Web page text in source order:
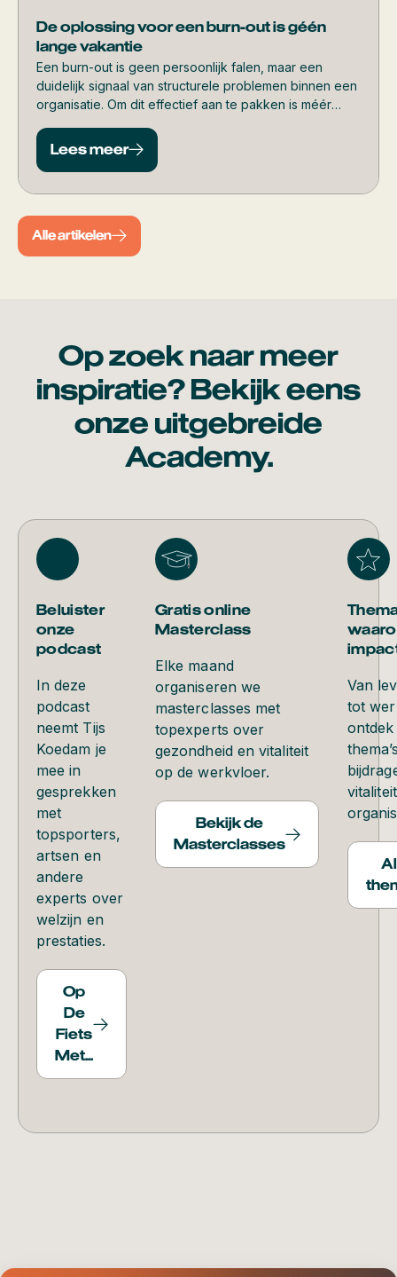
De oplossing voor een burn-out is géén
lange vakantie
Een burn-out is geen persoonlijk falen, maar een
duidelijk signaal van structurele problemen binnen een
organisatie. Om dit effectief aan te pakken is méér
artikel.
Lees meer
Alle artikelen
Op zoek naar meer
inspiratie? Bekijk eens
onze uitgebreide
Academy.
Beluister
onze
podcast
In deze
podcast
neemt Tijs
Koedam je
mee in
gesprekken
met
topsporters,
artsen en
andere
experts over
welzijn en
prestaties.
Op
De
Fiets
Met...
Gratis online
Masterclass
Elke maand
organiseren we
masterclasses met
topexperts over
gezondheid en vitaliteit
op de werkvloer.
Bekijk de
Masterclasses
Van
tot